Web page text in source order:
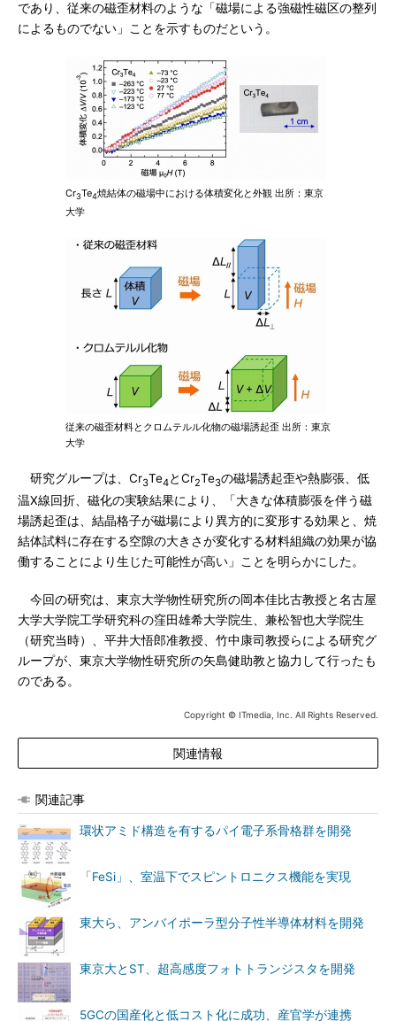
であり、従来の磁歪材料のような「磁場による強磁性磁区の整列
によるものでない」ことを示すものだという。
Cr3Te4焼結体の磁場中における体積変化と外観 出所：東京
大学
従来の磁歪材料とクロムテルル化物の磁場誘起歪 出所：東京
大学
研究グループは、Cr3Te4とCr2Te3の磁場誘起歪や熱膨張、低
温X線回折、磁化の実験結果により、「大きな体積膨張を伴う磁
場誘起歪は、結晶格子が磁場により異方的に変形する効果と、焼
結体試料に存在する空隙の大きさが変化する材料組織の効果が協
働することにより生じた可能性が高い」ことを明らかにした。
今回の研究は、東京大学物性研究所の岡本佳比古教授と名古屋
大学大学院工学研究科の窪田雄希大学院生、兼松智也大学院生
（研究当時）、平井大悟郎准教授、竹中康司教授らによる研究グ
ループが、東京大学物性研究所の矢島健助教と協力して行ったも
のである。
Copyright © ITmedia, Inc. All Rights Reserved.
関連情報
関連記事
環状アミド構造を有するパイ電子系骨格群を開発
「FeSi」、室温下でスピントロニクス機能を実現
東大ら、アンバイポーラ型分子性半導体材料を開発
東京大とST、超高感度フォトトランジスタを開発
5GCの国産化と低コスト化に成功、産官学が連携